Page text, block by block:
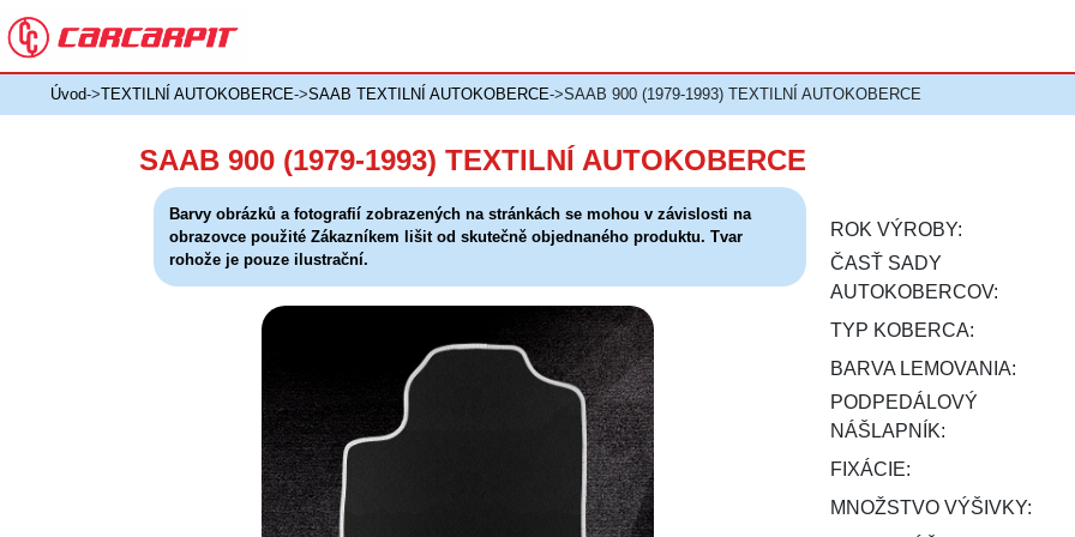
Úvod->TEXTILNÍ AUTOKOBERCE->SAAB TEXTILNÍ AUTOKOBERCE->SAAB 900 (1979-1993) TEXTILNÍ AUTOKOBERCE
SAAB 900 (1979-1993) TEXTILNÍ AUTOKOBERCE
Barvy obrázků a fotografií zobrazených na stránkách se mohou v závislosti na
obrazovce použité Zákazníkem lišit od skutečně objednaného produktu. Tvar
rohože je pouze ilustrační.
ROK VÝROBY:
ČASŤ SADY
AUTOKOBERCOV:
TYP KOBERCA:
BARVA LEMOVANIA:
PODPEDÁLOVÝ
NÁŠLAPNÍK:
FIXÁCIE:
MNOŽSTVO VÝŠIVKY: